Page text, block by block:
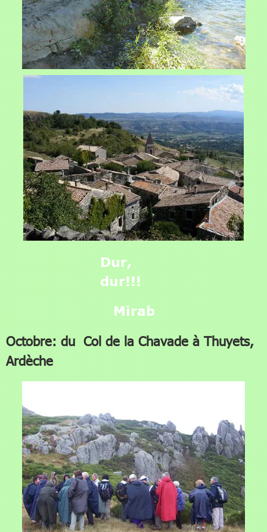
Dur,
dur!!!
Mirabel
Octobre: du Col de la Chavade à Thuyets,
Ardèche